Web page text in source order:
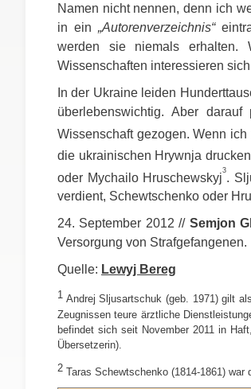
Namen nicht nennen, denn ich
in ein „Autorenverzeichnis“
werden sie niemals erhalten.
Wissenschaften interessieren
In der Ukraine leiden
überlebenswichtig. Aber
Wissenschaft gezogen. Wenn
die ukrainischen Hrywnja
oder Mychailo Hruschewskyj
3
.
verdient, Schewtschenko oder
24. September 2012 // Semjon
Versorgung von Strafgefangenen.
Quelle: Lewyj Bereg
1 Andrej Sljusartschuk (geb. 1971) gilt
Zeugnissen teure ärztliche
befindet sich seit November 2011 in
Übersetzerin).
2 Taras Schewtschenko (1814-1861)